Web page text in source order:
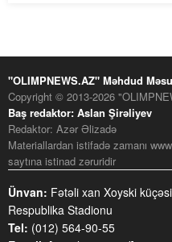
"OLIMPNEWS.AZ" Məhdud
Copyright © 2013-2026
Baş redaktor: Aslan Şirəliyev
Redaktor: Azər Əlizadə
Materiallardan istifadə zamanı
saytına istinad zəruridir
Ünvan: Fətəli xan Xoyski
Respublika Stadionu
Tel: (012) 564-90-55